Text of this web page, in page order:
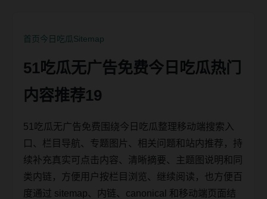
首页今日吃瓜Sitemap
51吃瓜无广告免费今日吃瓜热门
内容推荐19
51吃瓜无广告免费围绕今日吃瓜整理移动端搜索入
口、栏目导航、专题图片、相关问题和站内推荐，持
续补充真实可点击内容、清晰摘要、主题图说明和同
类内链，方便用户按栏目浏览、继续阅读，也方便百
度通过 sitemap、内链、canonical 和移动端页面结